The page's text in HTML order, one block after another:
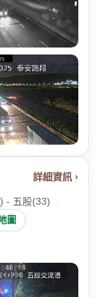
詳細資訊 ›
- 五股(33)
·
圖